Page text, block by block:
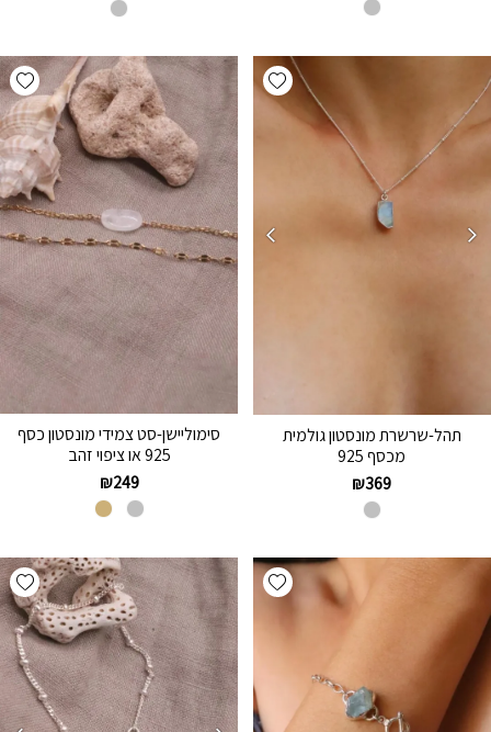
Add wishlist
תהל-שרשרת מונסטון גולמית
מכסף 925
₪369
סימוליישן-סט צמידי מונסטון כסף
925 או ציפוי זהב
₪249
Add wishlist